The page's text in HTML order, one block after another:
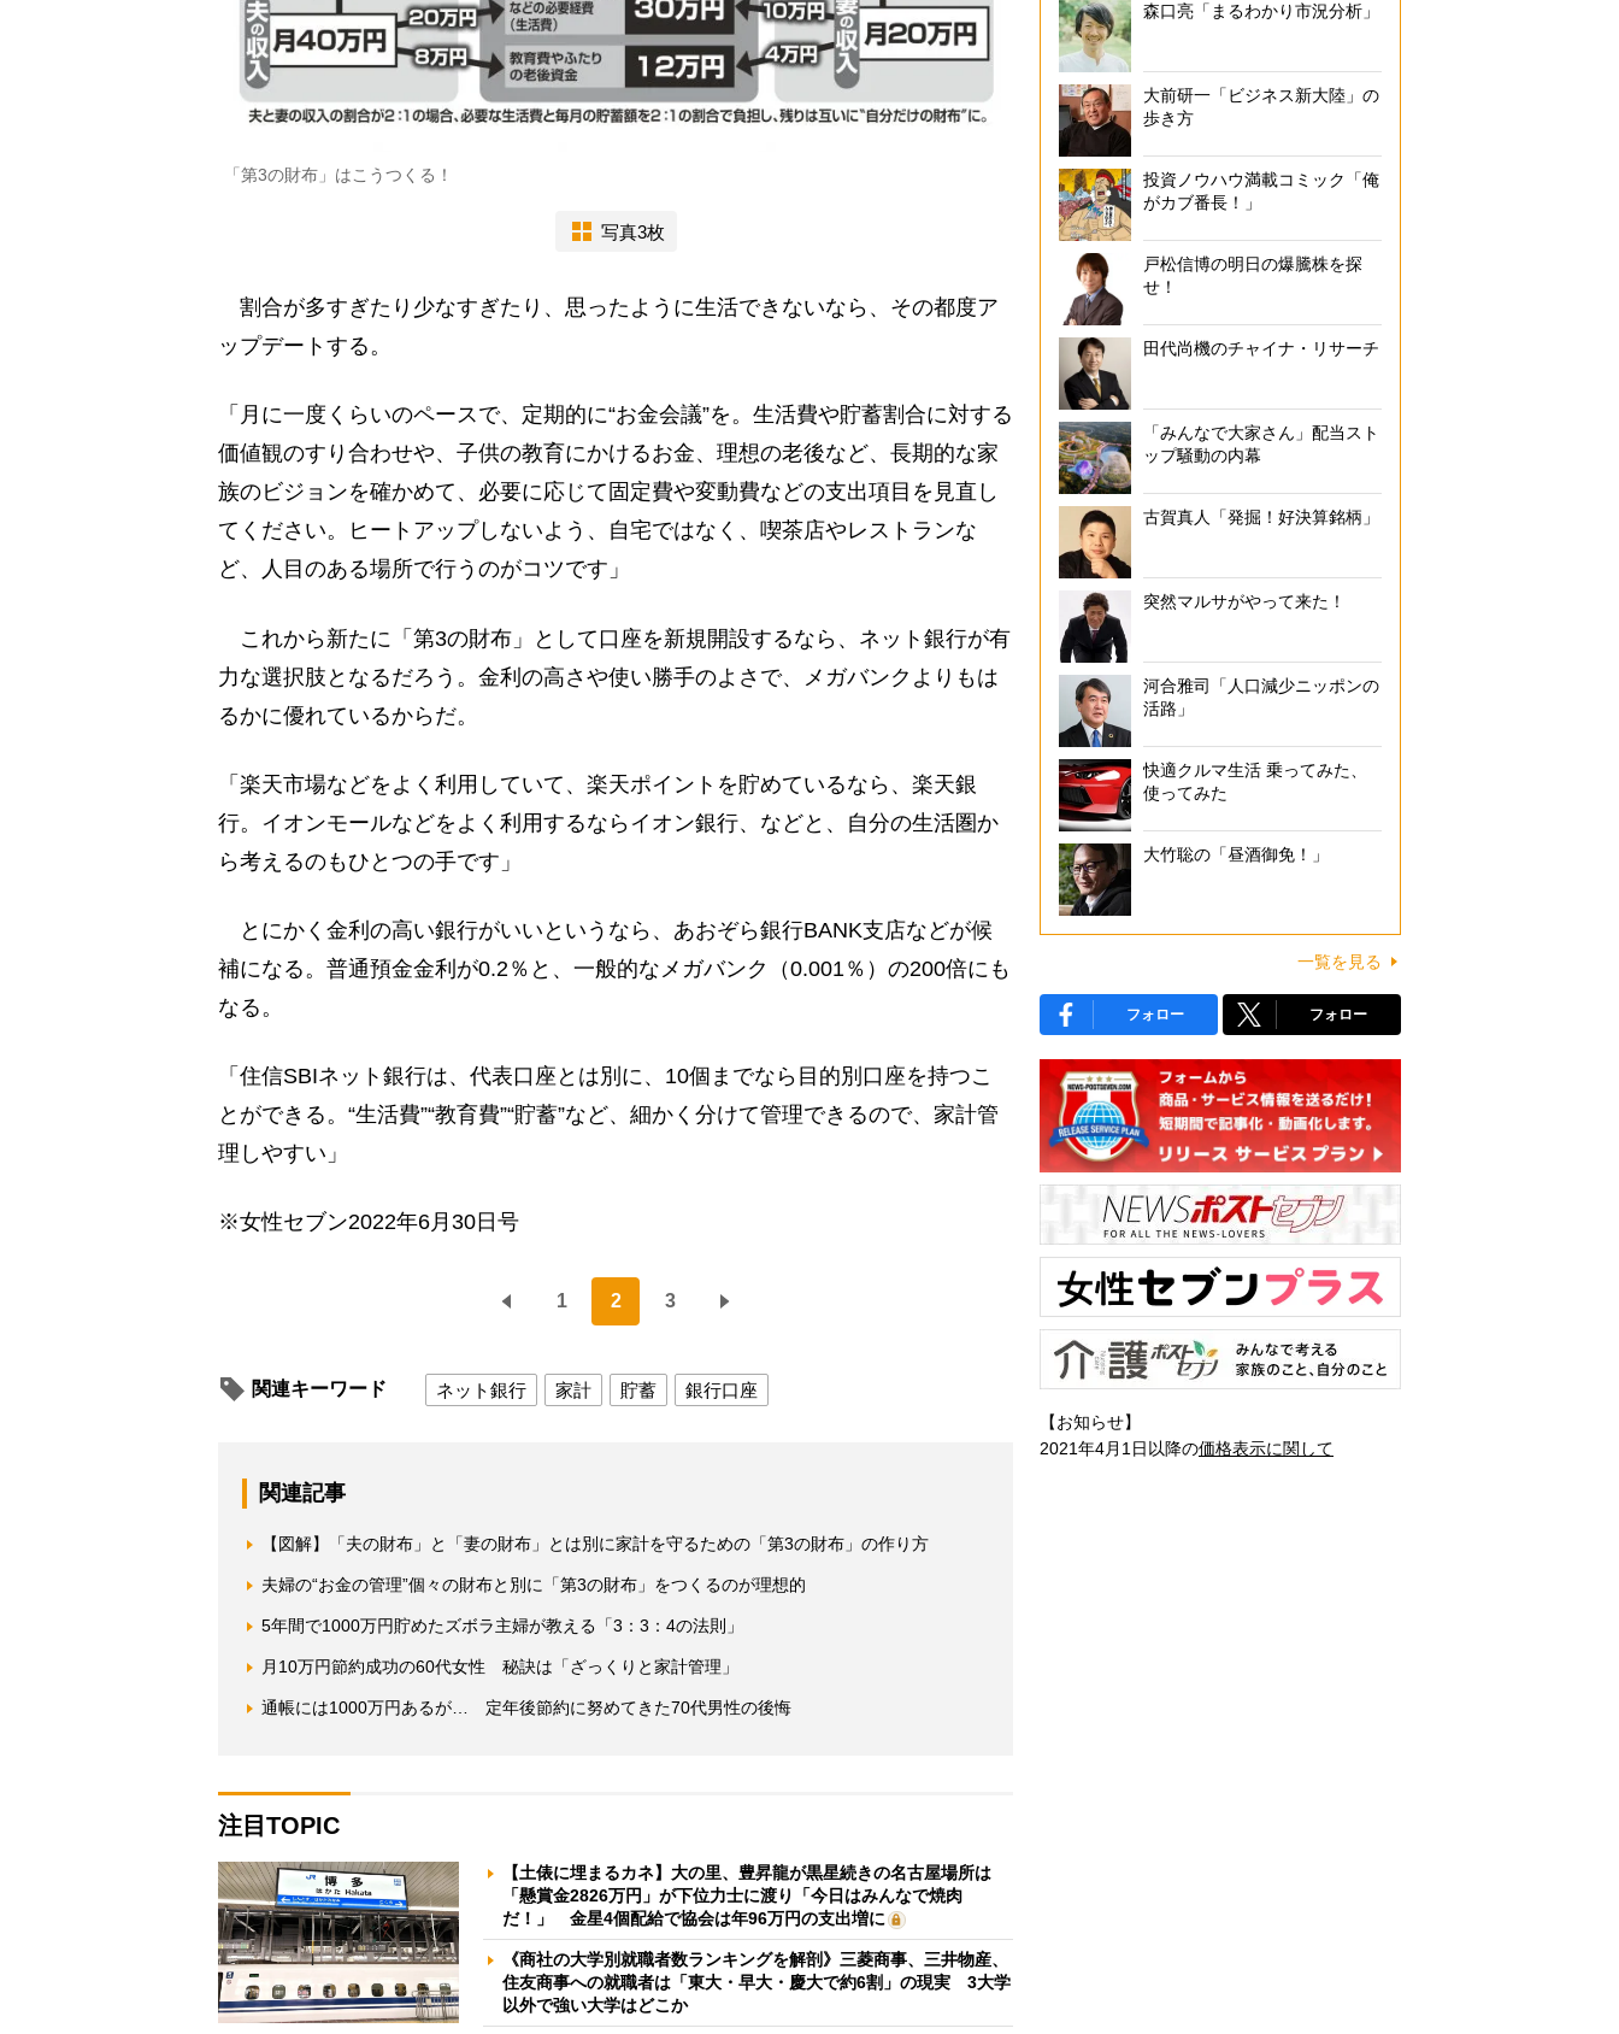
「第3の財布」はこうつくる！
写真3枚
割合が多すぎたり少なすぎたり、思ったように生活できないなら、その都度ア
ップデートする。
「月に一度くらいのペースで、定期的に“お金会議”を。生活費や貯蓄割合に対する
価値観のすり合わせや、子供の教育にかけるお金、理想の老後など、長期的な家
族のビジョンを確かめて、必要に応じて固定費や変動費などの支出項目を見直し
てください。ヒートアップしないよう、自宅ではなく、喫茶店やレストランな
ど、人目のある場所で行うのがコツです」
これから新たに「第3の財布」として口座を新規開設するなら、ネット銀行が有
力な選択肢となるだろう。金利の高さや使い勝手のよさで、メガバンクよりもは
るかに優れているからだ。
「楽天市場などをよく利用していて、楽天ポイントを貯めているなら、楽天銀
行。イオンモールなどをよく利用するならイオン銀行、などと、自分の生活圏か
ら考えるのもひとつの手です」
とにかく金利の高い銀行がいいというなら、あおぞら銀行BANK支店などが候
補になる。普通預金金利が0.2％と、一般的なメガバンク（0.001％）の200倍にも
なる。
「住信SBIネット銀行は、代表口座とは別に、10個までなら目的別口座を持つこ
とができる。“生活費”“教育費”“貯蓄”など、細かく分けて管理できるので、家計管
理しやすい」
※女性セブン2022年6月30日号
1 2 3
関連キーワード ネット銀行 家計 貯蓄 銀行口座
関連記事
【図解】「夫の財布」と「妻の財布」とは別に家計を守るための「第3の財布」の作り方
夫婦の“お金の管理”個々の財布と別に「第3の財布」をつくるのが理想的
5年間で1000万円貯めたズボラ主婦が教える「3：3：4の法則」
月10万円節約成功の60代女性 秘訣は「ざっくりと家計管理」
通帳には1000万円あるが… 定年後節約に努めてきた70代男性の後悔
注目TOPIC
【土俵に埋まるカネ】大の里、豊昇龍が黒星続きの名古屋場所は
「懸賞金2826万円」が下位力士に渡り「今日はみんなで焼肉
だ！」 金星4個配給で協会は年96万円の支出増に
《商社の大学別就職者数ランキングを解剖》三菱商事、三井物産、
住友商事への就職者は「東大・早大・慶大で約6割」の現実 3大学
以外で強い大学はどこか
森口亮「まるわかり市況分析」
大前研一「ビジネス新大陸」の
歩き方
投資ノウハウ満載コミック「俺
がカブ番長！」
戸松信博の明日の爆騰株を探
せ！
田代尚機のチャイナ・リサーチ
「みんなで大家さん」配当スト
ップ騒動の内幕
古賀真人「発掘！好決算銘柄」
突然マルサがやって来た！
河合雅司「人口減少ニッポンの
活路」
快適クルマ生活 乗ってみた、
使ってみた
大竹聡の「昼酒御免！」
一覧を見る
フォロー フォロー
【お知らせ】
2021年4月1日以降の価格表示に関して